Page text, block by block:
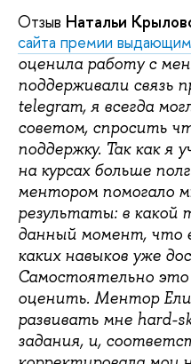
Отзыв Натальи
сайта премии
оценила работу с
поддерживали связь
telegram, я всегда
советом, спросить
поддержку. Так как я
на курсах больше
ментором помогало
результаты: в какой
данный момент, что
каких навыков уже
Самостоятельно
оценить. Ментор
развивать мне hard-
задания, и,